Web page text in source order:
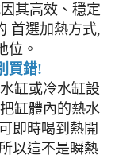
其高效、穩定
首選加熱方式,
位。
買錯!
缸或冷水缸設
缸體內的熱水
即時喝到熱開
以這不是瞬熱